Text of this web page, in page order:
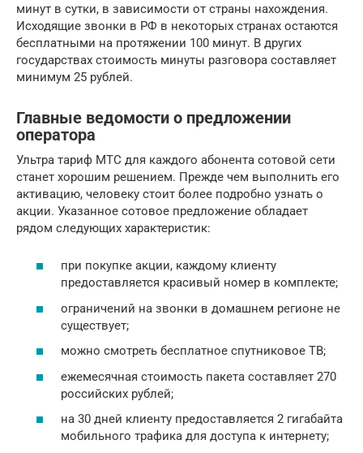
минут в сутки, в зависимости от страны нахождения.
Исходящие звонки в РФ в некоторых странах остаются
бесплатными на протяжении 100 минут. В других
государствах стоимость минуты разговора составляет
минимум 25 рублей.
Главные ведомости о предложении
оператора
Ультра тариф МТС для каждого абонента сотовой сети
станет хорошим решением. Прежде чем выполнить его
активацию, человеку стоит более подробно узнать о
акции. Указанное сотовое предложение обладает
рядом следующих характеристик:
при покупке акции, каждому клиенту
предоставляется красивый номер в комплекте;
ограничений на звонки в домашнем регионе не
существует;
можно смотреть бесплатное спутниковое ТВ;
ежемесячная стоимость пакета составляет 270
российских рублей;
на 30 дней клиенту предоставляется 2 гигабайта
мобильного трафика для доступа к интернету;